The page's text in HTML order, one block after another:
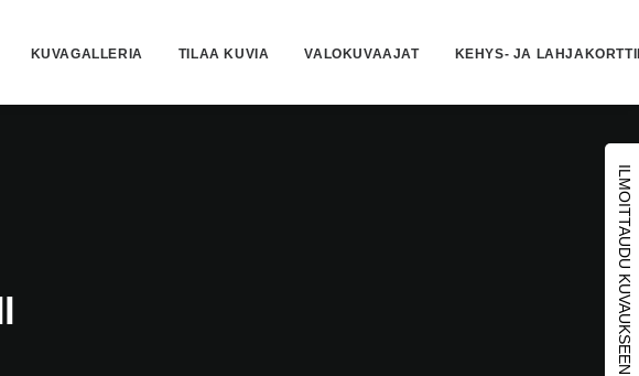
KUVAGALLERIA TILAA KUVIA VALOKUVAAJAT KEHYS- JA
ILMOITTAUDU KUVAUKSEEN